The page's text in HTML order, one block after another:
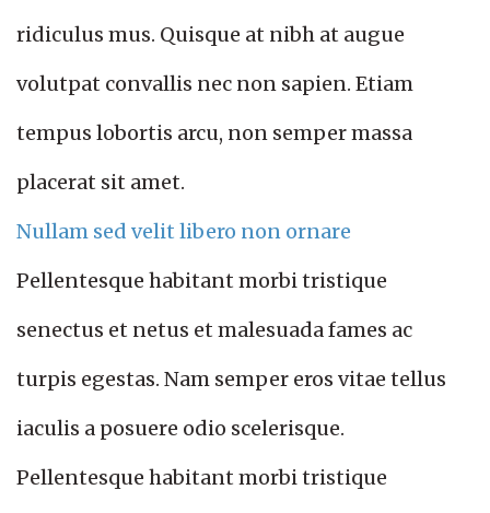
ridiculus mus. Quisque at nibh at augue
volutpat convallis nec non sapien. Etiam
tempus lobortis arcu, non semper massa
placerat sit amet.
Nullam sed velit libero non ornare
Pellentesque habitant morbi tristique
senectus et netus et malesuada fames ac
turpis egestas. Nam semper eros vitae tellus
iaculis a posuere odio scelerisque.
Pellentesque habitant morbi tristique